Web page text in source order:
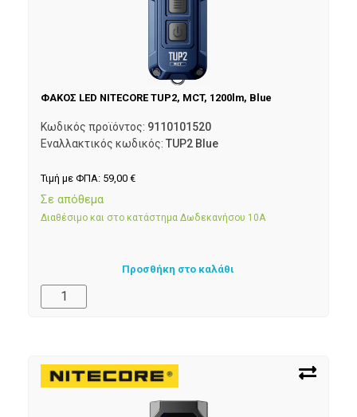
ΦΑΚΟΣ LED NITECORE TUP2, MCT, 1200lm, Blue
Κωδικός προϊόντος: 9110101520
Εναλλακτικός κωδικός: TUP2 Blue
Τιμή με ΦΠΑ: 59,00 €
Σε απόθεμα
Διαθέσιμο και στο κατάστημα Δωδεκανήσου 10Α
Προσθήκη στο καλάθι